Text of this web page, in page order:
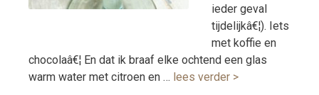
ieder geval
tijdelijkâ€¦). Iets
met koffie en
chocolaâ€¦ En dat ik braaf elke ochtend een glas
warm water met citroen en … lees verder >